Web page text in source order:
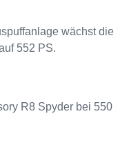
wächst die
552 PS.
R8 Spyder bei 550